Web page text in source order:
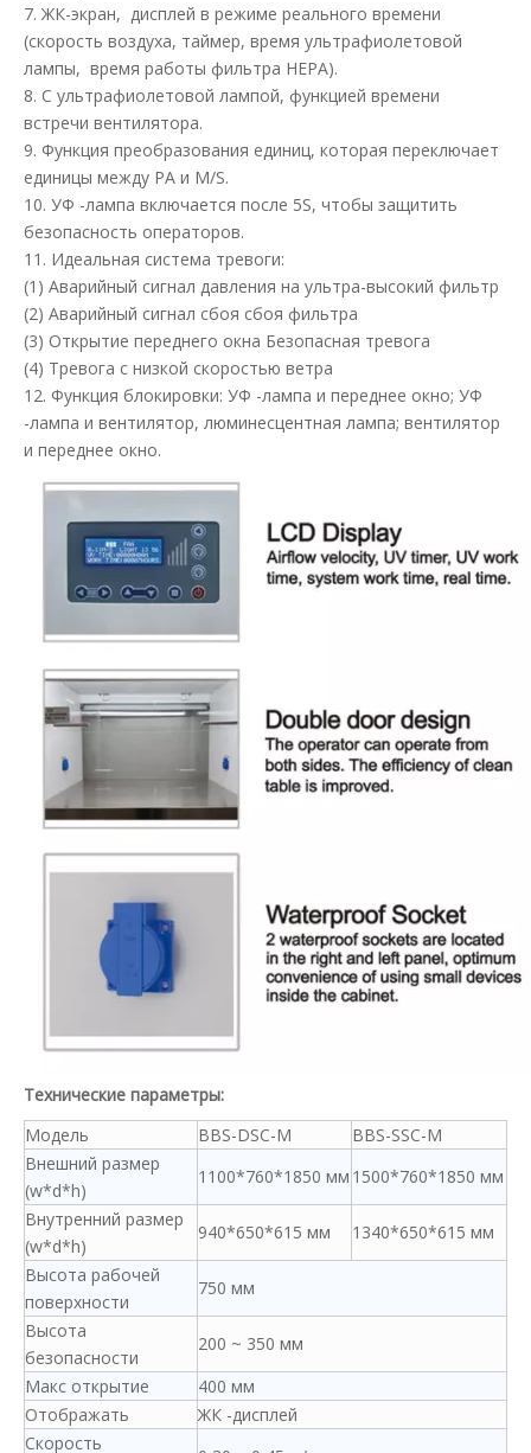
7. ЖК-экран, дисплей в режиме реального времени
(скорость воздуха, таймер, время ультрафиолетовой
лампы, время работы фильтра HEPA).
8. С ультрафиолетовой лампой, функцией времени
встречи вентилятора.
9. Функция преобразования единиц, которая переключает
единицы между PA и M/S.
10. УФ -лампа включается после 5S, чтобы защитить
безопасность операторов.
11. Идеальная система тревоги:
(1) Аварийный сигнал давления на ультра-высокий фильтр
(2) Аварийный сигнал сбоя сбоя фильтра
(3) Открытие переднего окна Безопасная тревога
(4) Тревога с низкой скоростью ветра
12. Функция блокировки: УФ -лампа и переднее окно; УФ
-лампа и вентилятор, люминесцентная лампа; вентилятор
и переднее окно.
Технические параметры:
Модель
BBS-DSC-M
BBS-SSC-M
Внешний размер
(w*d*h)
1100*760*1850 мм 1500*760*1850 мм
Внутренний размер
(w*d*h)
940*650*615 мм
1340*650*615 мм
Высота рабочей
поверхности
750 мм
Высота
безопасности
200 ~ 350 мм
Макс открытие
400 мм
Отображать
ЖК -дисплей
Скорость